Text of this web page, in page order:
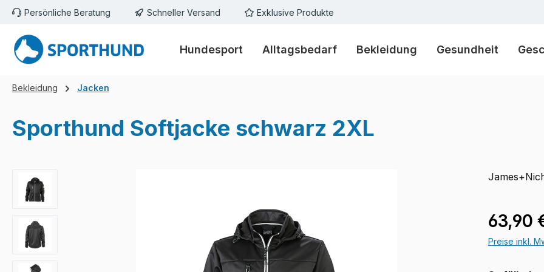
Hauptinhalt springen
Zur Suche springen
Zur Hauptnavigation springen
Persönliche Beratung Schneller Versand Exklusive Produkte
Hundesport Alltagsbedarf Bekleidung Gesundheit
Bekleidung Jacken
Sporthund Softjacke schwarz 2XL
Bildergalerie überspringen
63,90
Preise inkl.